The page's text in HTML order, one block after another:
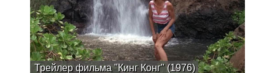
Трейлер фильма "Кинг Конг" (1976)